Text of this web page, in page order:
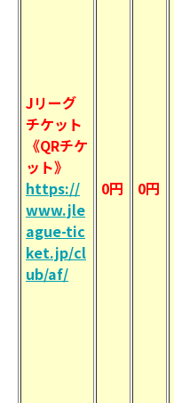
Jリーグ
チケット
《QRチケ
ット》
https://
www.jle
ague-tic
ket.jp/cl
ub/af/
0円 0円